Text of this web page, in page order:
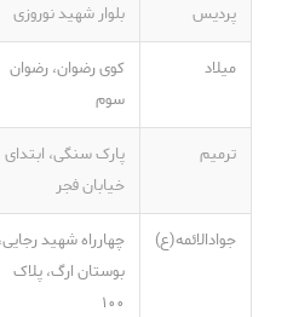
پردیس بلوار شهید نوروزی
میلاد
کوی رضوان، رضوان
سوم
ترمیم
پارک سنگی، ابتدای
خیابان فجر
جوادالائمه(ع)
چهارراه شهید رجایی،
بوستان ارگ، پلاک
۱۰۰